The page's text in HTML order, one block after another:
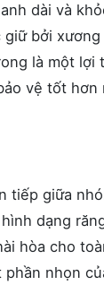
dài và
giữ bởi
là một lợi
vệ tốt hơn
tiếp giữa
dạng
hòa cho
nhọn